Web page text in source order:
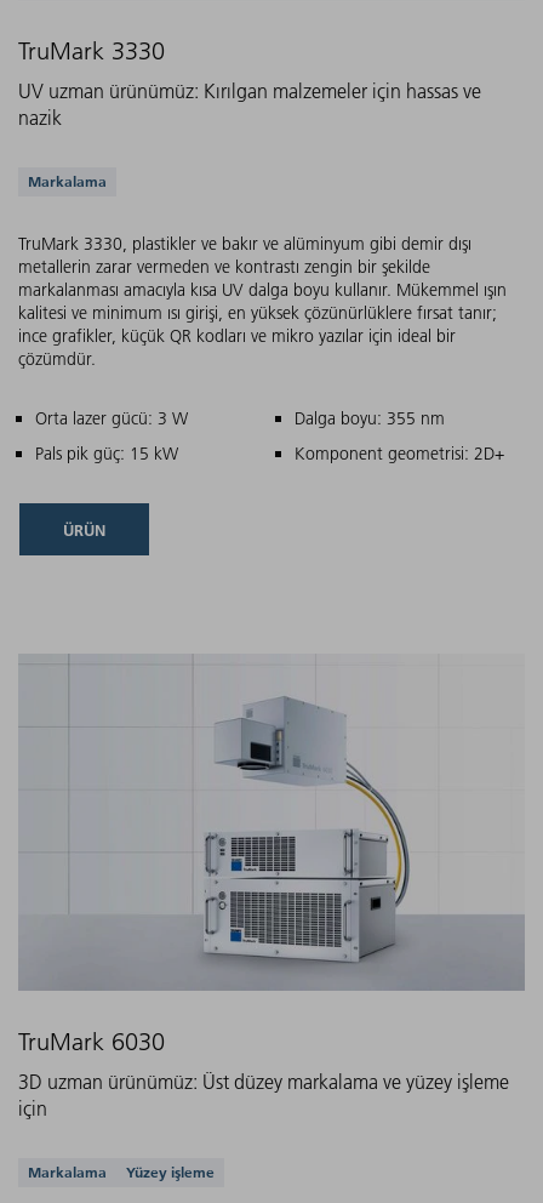
TruMark 3330
UV uzman ürünümüz: Kırılgan malzemeler için hassas ve
nazik
Desteklenen uygulamalar
Markalama
TruMark 3330, plastikler ve bakır ve alüminyum gibi demir dışı
metallerin zarar vermeden ve kontrastı zengin bir şekilde
markalanması amacıyla kısa UV dalga boyu kullanır. Mükemmel ışın
kalitesi ve minimum ısı girişi, en yüksek çözünürlüklere fırsat tanır;
ince grafikler, küçük QR kodları ve mikro yazılar için ideal bir
çözümdür.
Ana özellikler
Orta lazer gücü: 3 W
Dalga boyu: 355 nm
Pals pik güç: 15 kW
Komponent geometrisi: 2D+
ÜRÜN
TruMark 6030
3D uzman ürünümüz: Üst düzey markalama ve yüzey işleme
için
Desteklenen uygulamalar
Markalama Yüzey işleme